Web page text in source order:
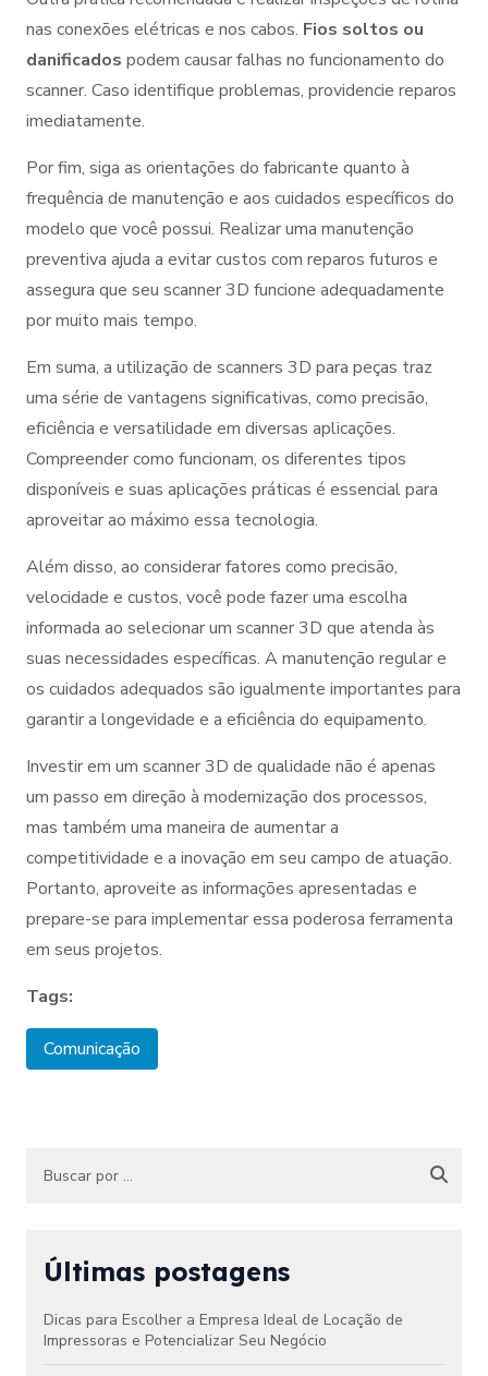
nas conexões elétricas e nos cabos. Fios soltos ou
danificados podem causar falhas no funcionamento do
scanner. Caso identifique problemas, providencie reparos
imediatamente.
Por fim, siga as orientações do fabricante quanto à
frequência de manutenção e aos cuidados específicos do
modelo que você possui. Realizar uma manutenção
preventiva ajuda a evitar custos com reparos futuros e
assegura que seu scanner 3D funcione adequadamente
por muito mais tempo.
Em suma, a utilização de scanners 3D para peças traz
uma série de vantagens significativas, como precisão,
eficiência e versatilidade em diversas aplicações.
Compreender como funcionam, os diferentes tipos
disponíveis e suas aplicações práticas é essencial para
aproveitar ao máximo essa tecnologia.
Além disso, ao considerar fatores como precisão,
velocidade e custos, você pode fazer uma escolha
informada ao selecionar um scanner 3D que atenda às
suas necessidades específicas. A manutenção regular e
os cuidados adequados são igualmente importantes para
garantir a longevidade e a eficiência do equipamento.
Investir em um scanner 3D de qualidade não é apenas
um passo em direção à modernização dos processos,
mas também uma maneira de aumentar a
competitividade e a inovação em seu campo de atuação.
Portanto, aproveite as informações apresentadas e
prepare-se para implementar essa poderosa ferramenta
em seus projetos.
Tags:
Comunicação
Últimas postagens
Dicas para Escolher a Empresa Ideal de Locação de
Impressoras e Potencializar Seu Negócio